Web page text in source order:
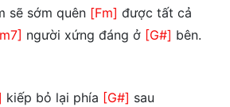
sẽ sớm quên [Fm] được tất cả
người xứng đáng ở [G#] bên.
kiếp bỏ lại phía [G#] sau